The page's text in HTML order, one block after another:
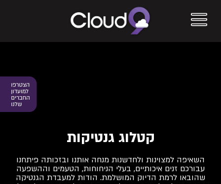
קטלוג גנטיקות
השאיפה למצוינות ולחדשנות מנחה אותנו ובזכותה פיתחנו
עבורכם זנים איכותיים, בעלי הניחוחות, הטעמים וההשפעה
שהובאו לרמת הדיוק המושלמת. הודות למעבדת הגנטיקה